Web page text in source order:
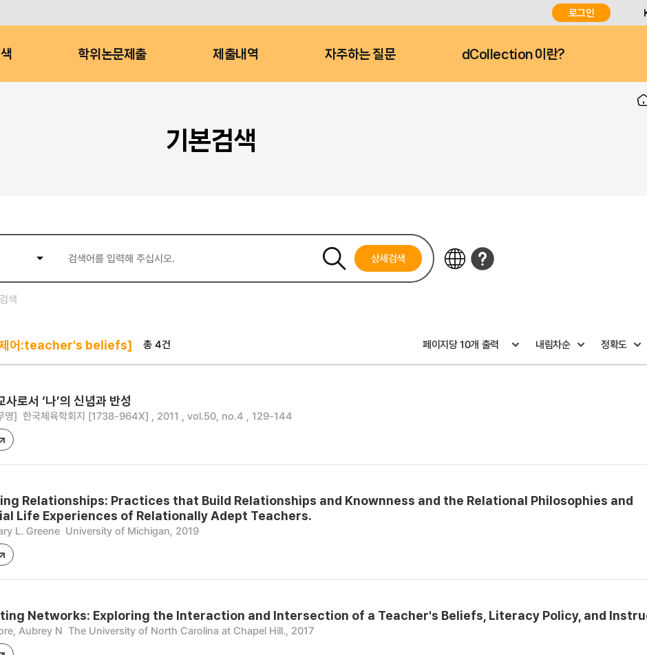
로그인
학위논문제출 제출내역 자주하는 질문 dCollection 이란?
기본검색
상세검색
색
어:teacher's beliefs] 총 4건
사로서 ‘나’의 신념과 반성
영] 한국체육학회지 [1738-964X] , 2011 , vol.50, no.4 , 129-144
Relationships: Practices that Build Relationships and Knownness and the Relational Philosophies and
Life Experiences of Relationally Adept Teachers.
L. Greene University of Michigan, 2019
Networks: Exploring the Interaction and Intersection of a Teacher's Beliefs, Literacy Policy, and
Aubrey N The University of North Carolina at Chapel Hill., 2017